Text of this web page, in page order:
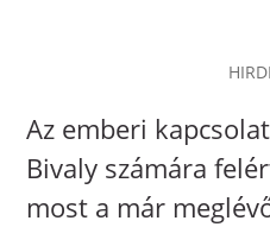
Az emberi
Bivaly számára
most a már